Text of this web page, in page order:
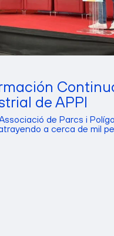
de APPI
de Parcs i
a cerca de mil